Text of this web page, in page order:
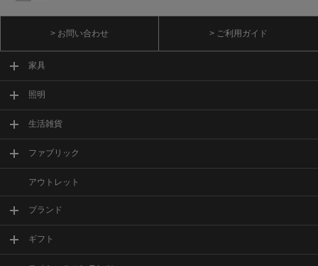
> お問い合わせ > ご利用ガイド
家具
照明
生活雑貨
ファブリック
アウトレット
ブランド
ギフト